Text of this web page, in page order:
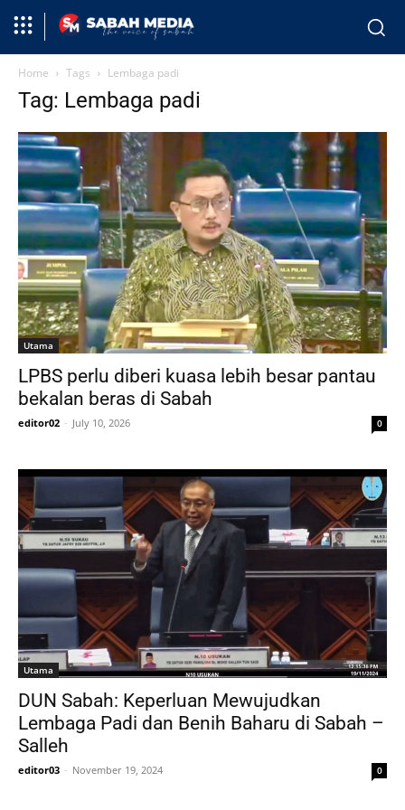
Home Tags Lembaga padi
Tag: Lembaga padi
Utama
LPBS perlu diberi kuasa lebih besar pantau
bekalan beras di Sabah
editor02 - July 10, 2026 0
Utama
DUN Sabah: Keperluan Mewujudkan
Lembaga Padi dan Benih Baharu di Sabah –
Salleh
editor03 - November 19, 2024 0